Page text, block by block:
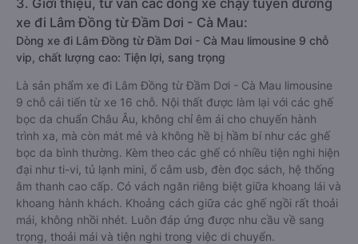
3. Giới thiệu, tư vấn các dòng xe chạy tuyến đường
xe đi Lâm Đồng từ Đầm Dơi - Cà Mau:
Dòng xe đi Lâm Đồng từ Đầm Dơi - Cà Mau limousine 9 chỗ
vip, chất lượng cao: Tiện lợi, sang trọng
Là sản phẩm xe đi Lâm Đồng từ Đầm Dơi - Cà Mau limousine
9 chỗ cải tiến từ xe 16 chỗ. Nội thất được làm lại với các ghế
bọc da chuẩn Châu Âu, không chỉ êm ái cho chuyến hành
trình xa, mà còn mát mẻ và không hề bị hầm bí như các ghế
bọc da bình thường. Kèm theo các ghế có nhiều tiện nghi hiện
đại như ti-vi, tủ lạnh mini, ổ cắm usb, đèn đọc sách, hệ thống
âm thanh cao cấp. Có vách ngăn riêng biệt giữa khoang lái và
khoang hành khách. Khoảng cách giữa các ghế ngồi rất thoải
mái, không nhồi nhét. Luôn đáp ứng được nhu cầu về sang
trọng, thoải mái và tiện nghi trong việc di chuyển.